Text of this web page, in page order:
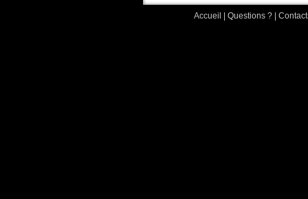
Accueil Questions ?